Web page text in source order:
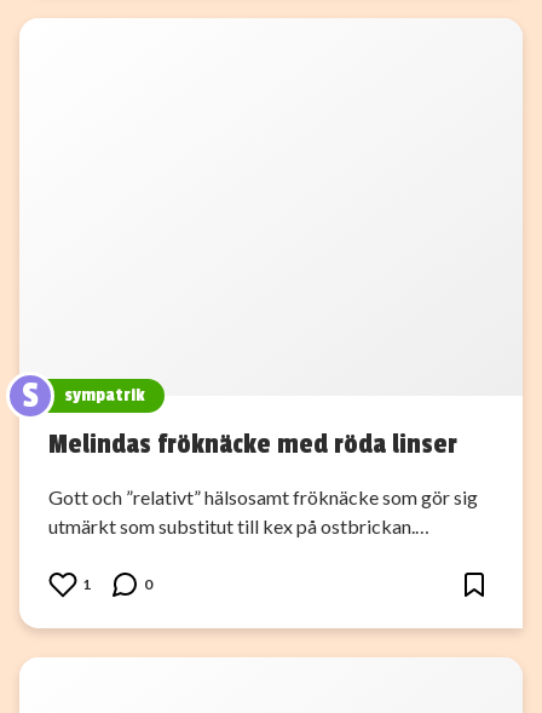
S sympatrik
Melindas fröknäcke med röda linser
Gott och ”relativt” hälsosamt fröknäcke som gör sig
utmärkt som substitut till kex på ostbrickan.…
1 0